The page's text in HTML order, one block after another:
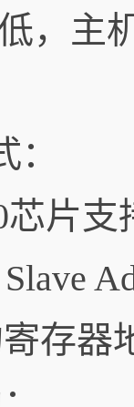
，主
片支
存器